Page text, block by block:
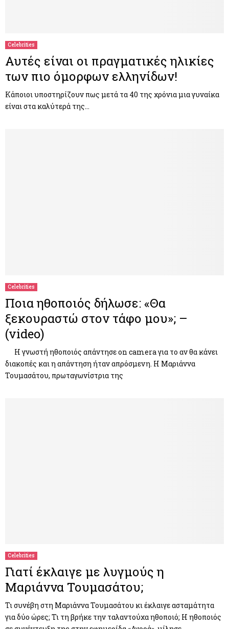
Celebrities
Αυτές είναι οι πραγματικές ηλικίες
των πιο όμορφων ελληνίδων!
Κάποιοι υποστηρίζουν πως μετά τα 40 της χρόνια μια γυναίκα
είναι στα καλύτερά της…
Celebrities
Ποια ηθοποιός δήλωσε: «Θα
ξεκουραστώ στον τάφο μου»; –
(video)
Η γνωστή ηθοποιός απάντησε on camera για το αν θα κάνει
διακοπές και η απάντηση ήταν απρόσμενη. Η Μαριάννα
Τουμασάτου, πρωταγωνίστρια της
Celebrities
Γιατί έκλαιγε με λυγμούς η
Μαριάννα Τουμασάτου;
Τι συνέβη στη Μαριάννα Τουμασάτου κι έκλαιγε ασταμάτητα
για δύο ώρες; Τι τη βρήκε την ταλαντούχα ηθοποιό; Η ηθοποιός